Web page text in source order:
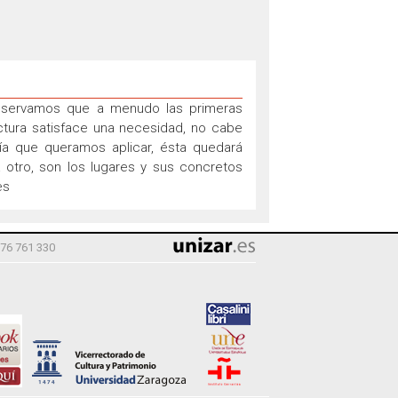
que a menudo las primeras
satisface una necesidad, no cabe
queramos aplicar, ésta quedará
son los lugares y sus concretos
761 330